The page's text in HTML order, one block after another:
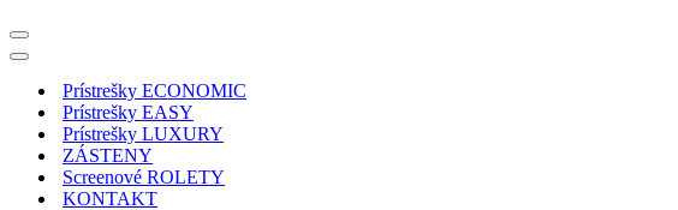
Menu
navigácie
Menu
navigáciePrístrešky ECONOMIC
Prístrešky EASY
Prístrešky LUXURY
ZÁSTENY
Screenové ROLETY
KONTAKT